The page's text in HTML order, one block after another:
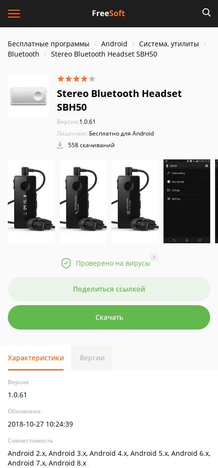
Бесплатные программы Android
Система, утилиты
Bluetooth
Stereo Bluetooth Headset SBH50
Stereo Bluetooth Headset
SBH50
Версия:1.0.61
Лицензия: Бесплатно для Android
558 скачиваний
Проверено на вирусы
?
Поделиться ссылкой
Скачать
Характеристики Версии
Версия
1.0.61
Обновлено
2018-10-27 10:24:39
Совместимость
Android 2.x, Android 3.x, Android 4.x, Android 5.x, Android 6.x,
Android 7.x, Android 8.x